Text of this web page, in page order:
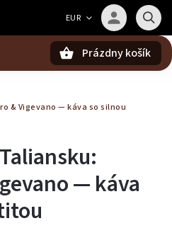
EUR
Prázdny košík
& Vigevano — káva so silnou
— káva